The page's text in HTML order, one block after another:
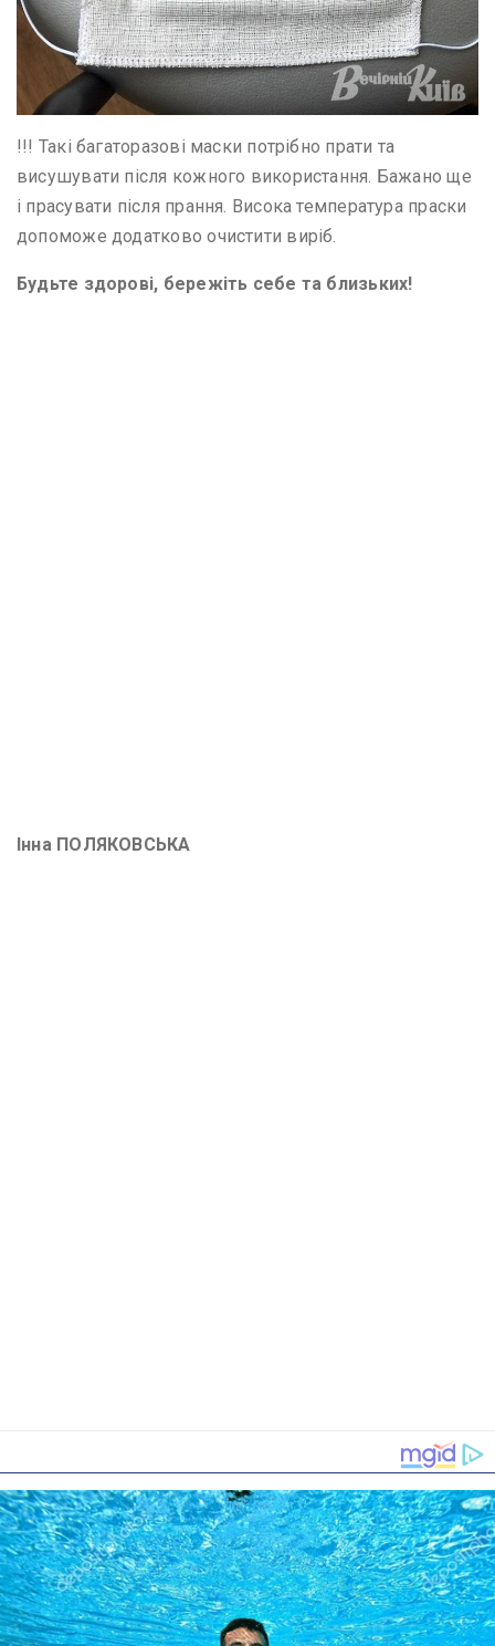
!!! Такі багаторазові маски потрібно прати та
висушувати після кожного використання. Бажано ще
і прасувати після прання. Висока температура праски
допоможе додатково очистити виріб.
Будьте здорові, бережіть себе та близьких!
Інна ПОЛЯКОВСЬКА